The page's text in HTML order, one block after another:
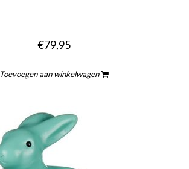
€79,95
Toevoegen aan winkelwagen